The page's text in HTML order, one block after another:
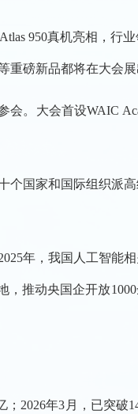
950真机亮相，行
磅新品都将在大会展
。大会首设WAIC
个国家和国际组织派
年，我国人工智能
推动央国企开放
2026年3月，已突